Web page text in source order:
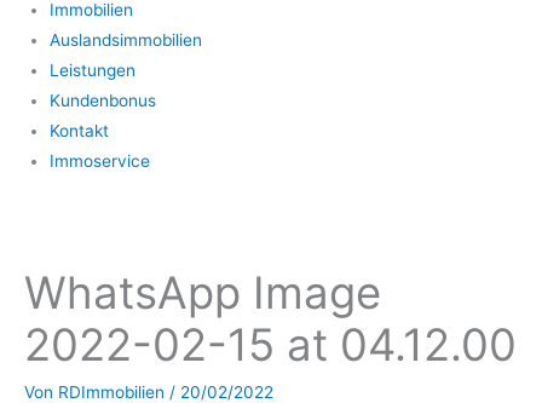
Immobilien
Auslandsimmobilien
Leistungen
Kundenbonus
Kontakt
Immoservice
WhatsApp Image
2022-02-15 at 04.12.00
Von RDImmobilien / 20/02/2022